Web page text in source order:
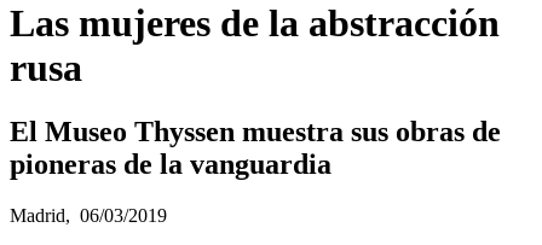
Las mujeres de la abstracción
rusa
El Museo Thyssen muestra sus obras de
pioneras de la vanguardia
Madrid, 06/03/2019